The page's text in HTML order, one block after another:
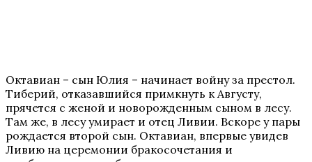
Октавиан – сын Юлия – начинает войну за престол.
Тиберий, отказавшийся примкнуть к Августу,
прячется с женой и новорожденным сыном в лесу.
Там же, в лесу умирает и отец Ливии. Вскоре у пары
рождается второй сын. Октавиан, впервые увидев
Ливию на церемонии бракосочетания и